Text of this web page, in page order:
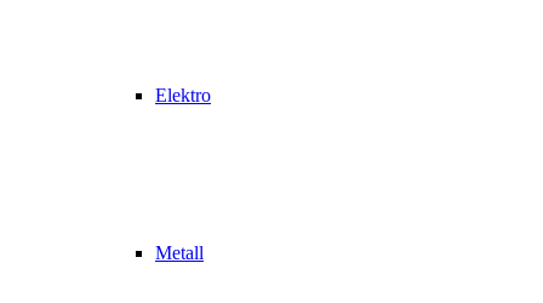
Elektro
Metall